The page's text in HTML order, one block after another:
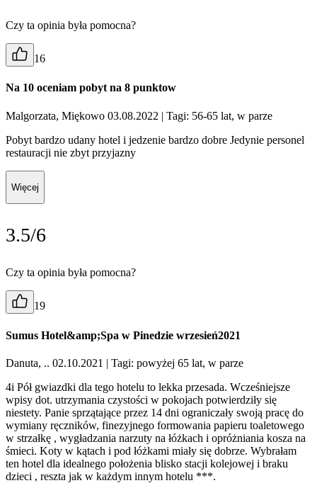
Czy ta opinia była pomocna?
16
Na 10 oceniam pobyt na 8 punktow
Malgorzata, Miękowo 03.08.2022 | Tagi: 56-65 lat, w parze
Pobyt bardzo udany hotel i jedzenie bardzo dobre Jedynie personel
restauracji nie zbyt przyjazny
Więcej
3.5/6
Czy ta opinia była pomocna?
19
Sumus Hotel&amp;Spa w Pinedzie wrzesień2021
Danuta, .. 02.10.2021 | Tagi: powyżej 65 lat, w parze
4i Pół gwiazdki dla tego hotelu to lekka przesada. Wcześniejsze
wpisy dot. utrzymania czystości w pokojach potwierdziły się
niestety. Panie sprzątające przez 14 dni ograniczały swoją pracę do
wymiany ręczników, finezyjnego formowania papieru toaletowego
w strzałkę , wygładzania narzuty na łóżkach i opróżniania kosza na
śmieci. Koty w kątach i pod łóżkami miały się dobrze. Wybrałam
ten hotel dla idealnego położenia blisko stacji kolejowej i braku
dzieci , reszta jak w każdym innym hotelu ***.